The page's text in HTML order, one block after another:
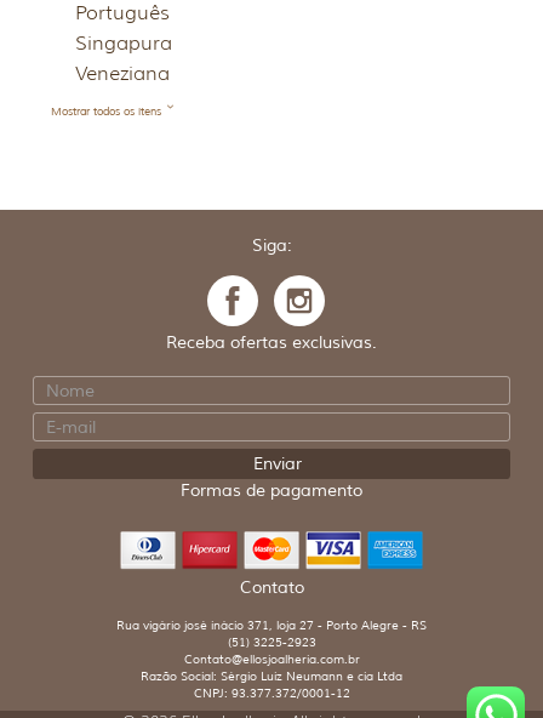
Português
Singapura
Veneziana
Mostrar todos os itens
Siga:
Receba ofertas exclusivas.
Formas de pagamento
Contato
Rua vigário josé inácio 371, loja 27 - Porto Alegre - RS
(51) 3225-2923
Contato@ellosjoalheria.com.br
Razão Social: Sérgio Luiz Neumann e cia Ltda
CNPJ: 93.377.372/0001-12